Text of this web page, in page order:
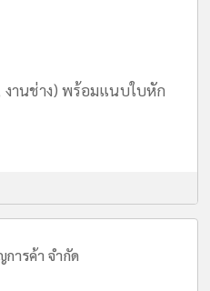
งานช่าง) พร้อมแนบใบหัก
การค้า จำกัด